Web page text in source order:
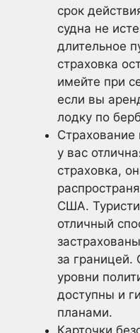
срок
судна не
длительное
страховка
имейте при
если вы
лодку по
у вас
страховка,
США.
отличный
за
уровни
доступны и
планами.
Карточки